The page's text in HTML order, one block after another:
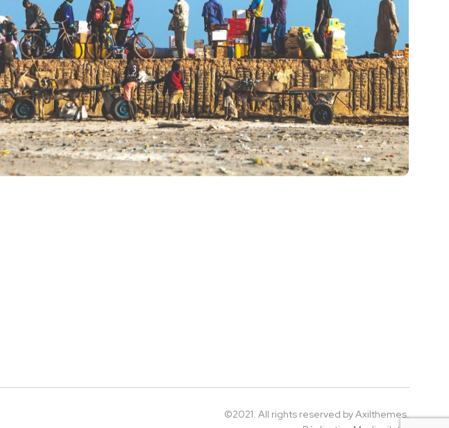
©2021. All rights reserved by Axilthemes.